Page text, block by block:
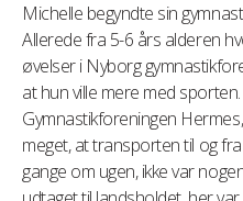
Michelle begyndte sin
Allerede fra 5-6 års alderen
øvelser i Nyborg
at hun ville mere med
Gymnastikforeningen
meget, at transporten til og
gange om ugen, ikke var